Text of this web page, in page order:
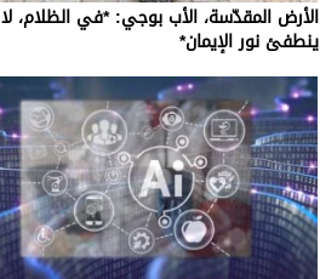
الأرض المقدّسة، الأب بوجي: *في الظلام، لا
ينطفئ نور الإيمان*